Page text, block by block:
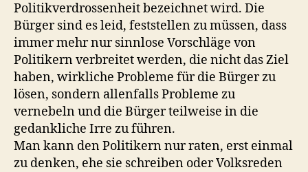
Politikverdrossenheit bezeichnet wird. Die
Bürger sind es leid, feststellen zu müssen, dass
immer mehr nur sinnlose Vorschläge von
Politikern verbreitet werden, die nicht das Ziel
haben, wirkliche Probleme für die Bürger zu
lösen, sondern allenfalls Probleme zu
vernebeln und die Bürger teilweise in die
gedankliche Irre zu führen.
Man kann den Politikern nur raten, erst einmal
zu denken, ehe sie schreiben oder Volksreden